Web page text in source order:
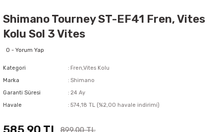
Shimano Tourney ST-EF41 Fren, Vites
Kolu Sol 3 Vites
0 - Yorum Yap
Kategori
Fren,Vites Kolu
Marka
Shimano
Garanti Süresi
24 Ay
Havale
574,18 TL (%2,00 havale indirimi)
899,00 TL